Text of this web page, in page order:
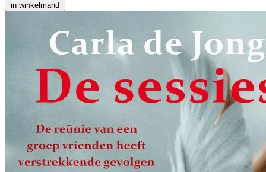
in winkelmand